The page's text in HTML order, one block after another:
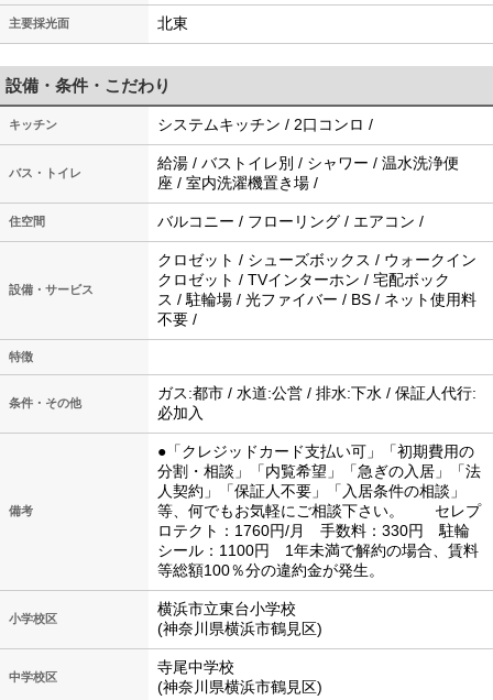
主要採光面 北東
設備・条件・こだわり
キッチン システムキッチン / 2口コンロ /
バス・トイレ
給湯 / バストイレ別 / シャワー / 温水洗浄便
座 / 室内洗濯機置き場 /
住空間 バルコニー / フローリング / エアコン /
設備・サービス
クロゼット / シューズボックス / ウォークイン
クロゼット / TVインターホン / 宅配ボック
ス / 駐輪場 / 光ファイバー / BS / ネット使用料
不要 /
特徴
条件・その他
ガス:都市 / 水道:公営 / 排水:下水 / 保証人代行:
必加入
備考
●「クレジッドカード支払い可」「初期費用の
分割・相談」「内覧希望」「急ぎの入居」「法
人契約」「保証人不要」「入居条件の相談」
等、何でもお気軽にご相談下さい。 セレプ
ロテクト：1760円/月 手数料：330円 駐輪
シール：1100円 1年未満で解約の場合、賃料
等総額100％分の違約金が発生。
小学校区
横浜市立東台小学校
(神奈川県横浜市鶴見区)
中学校区
寺尾中学校
(神奈川県横浜市鶴見区)